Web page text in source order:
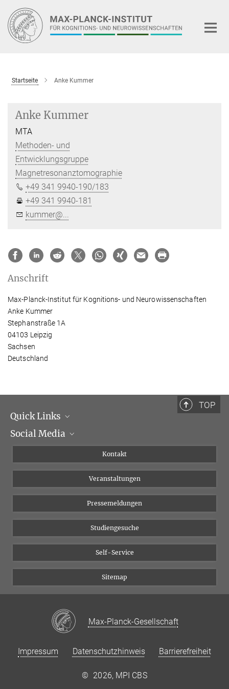
Hauptinhalt
Startseite Anke Kummer
Anke Kummer
MTA
Methoden- und
Entwicklungsgruppe
Magnetresonanztomographie
+49 341 9940-190/183
+49 341 9940-181
kummer@...
Anschrift
Max-Planck-Institut für Kognitions- und Neurowissenschaften
Anke Kummer
Stephanstraße 1A
04103 Leipzig
Sachsen
Deutschland
TOP
Quick Links
Institutsleitung
Social Media
YouTube
Kontakt
Veranstaltungen
Pressemeldungen
Studiengesuche
Self-Service
Sitemap
Max-Planck-Gesellschaft
Impressum Datenschutzhinweis Barrierefreiheit
© 2026, MPI CBS